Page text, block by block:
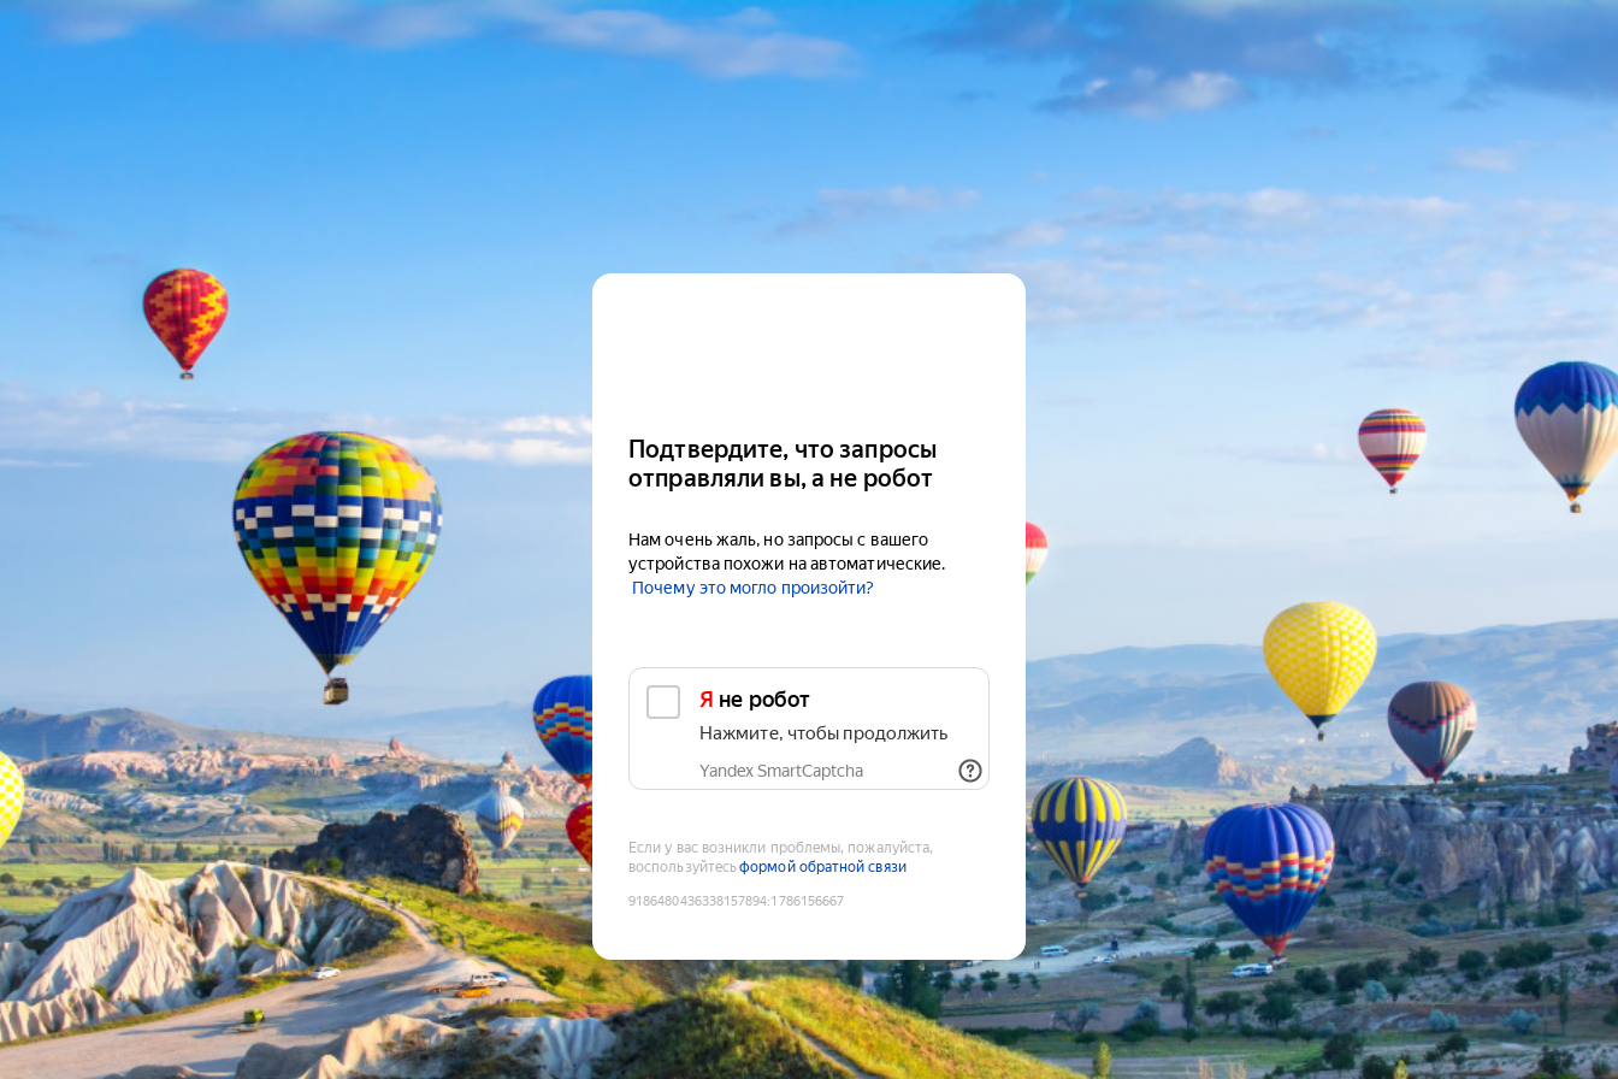
Подтвердите, что запросы
отправляли вы, а не робот
Нам очень жаль, но запросы с вашего
устройства похожи на автоматические.
Почему это могло произойти?
Я не робот
Нажмите, чтобы продолжить
Yandex SmartCaptcha
Если у вас возникли проблемы, пожалуйста,
воспользуйтесьформой обратной связи
9186480436338157894:1786156667